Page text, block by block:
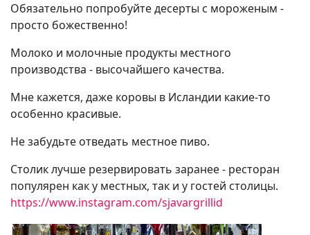
Обязательно попробуйте десерты с мороженым -
просто божественно!
Молоко и молочные продукты местного
производства - высочайшего качества.
Мне кажется, даже коровы в Исландии какие-то
особенно красивые.
Не забудьте отведать местное пиво.
Столик лучше резервировать заранее - ресторан
популярен как у местных, так и у гостей столицы.
https://www.instagram.com/sjavargrillid